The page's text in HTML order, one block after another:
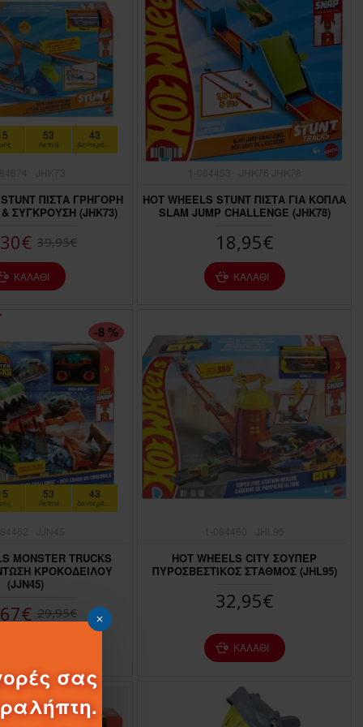
σας
53
Λεπτά
41
Δευτερόλεπτα
STUNT ΠΙΣΤΑ ΓΡΗΓΟΡΗ
ΣΥΓΚΡΟΥΣΗ (JHK73)
39,95€
ΚΑΛΆΘΙ
HOT WHEELS STUNT ΠΙΣΤΑ ΓΙΑ ΚΟΠΛΑ
SLAM JUMP CHALLENGE (JHK78)
18,95€
ΚΑΛΆΘΙ
-8 %
53
Λεπτά
41
MONSTER TRUCKS
ΚΡΟΚΟΔΕΙΛΟΥ
(JJN45)
29,95€
HOT WHEELS CITY ΣΟΥΠΕΡ
ΠΥΡΟΣΒΕΣΤΙΚΟΣ ΣΤΑΘΜΟΣ (JHL95)
32,95€
ΚΑΛΆΘΙ